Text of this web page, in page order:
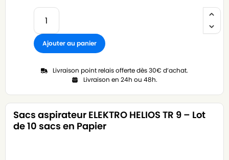
Ajouter au panier
Livraison point relais offerte dès 30€ d’achat.
Livraison en 24h ou 48h.
Sacs aspirateur ELEKTRO HELIOS TR 9 – Lot
de 10 sacs en Papier